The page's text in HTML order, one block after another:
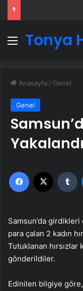
Menü
Tonya
Anasayfa / Genel
Genel
Yakalandı
Facebook
Samsun’da girdikleri
para çalan 2 kadın
Tutuklanan hırsızlar
gönderildiler.
Edinilen bilgiye